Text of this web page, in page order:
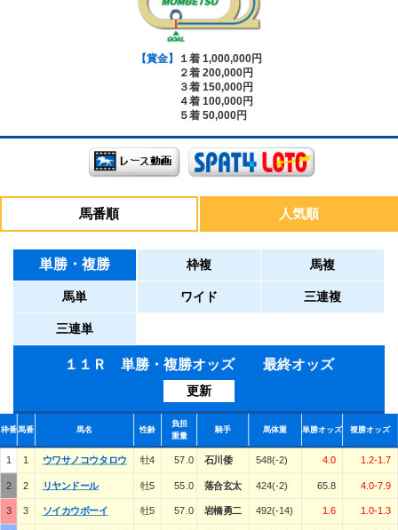
【賞金】
１着 1,000,000円
２着 200,000円
３着 150,000円
４着 100,000円
５着 50,000円
馬番順 人気順
単勝・複勝 枠複 馬複
馬単 ワイド 三連複
三連単
１１Ｒ 単勝・複勝オッズ 最終オッズ
更新
枠番馬番 馬名 性齢
負担
重量
騎手 馬体重 単勝オッズ 複勝オッズ
1 1 ウワサノコウタロウ 牡4 57.0 石川倭 548(-2) 4.0 1.2-1.7
2 2 リヤンドール 牡5 55.0 落合玄太 424(-2) 65.8 4.0-7.9
3 3 ソイカウボーイ 牡5 57.0 岩橋勇二 492(-14) 1.6 1.0-1.3